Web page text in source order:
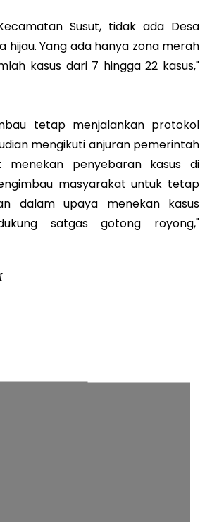
Susut, tidak ada Desa
hijau. Yang ada hanya zona merah
kasus dari 7 hingga 22 kasus,"
tetap menjalankan protokol
mengikuti anjuran pemerintah
menekan penyebaran kasus di
masyarakat untuk tetap
dalam upaya menekan kasus
satgas gotong royong,"